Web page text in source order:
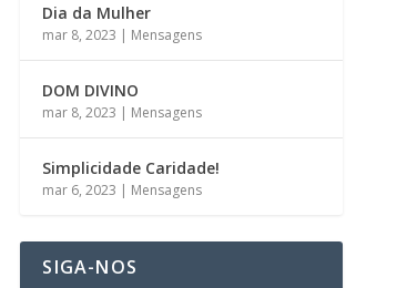
Dia da Mulher
mar 8, 2023 | Mensagens
DOM DIVINO
mar 8, 2023 | Mensagens
Simplicidade Caridade!
mar 6, 2023 | Mensagens
SIGA-NOS